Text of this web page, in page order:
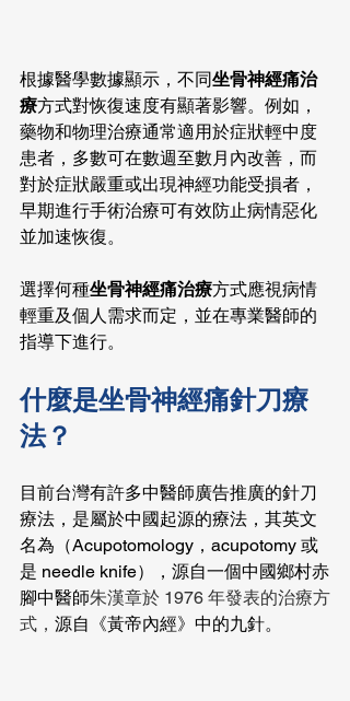
根據醫學數據顯示，不同坐骨神經痛治
療方式對恢復速度有顯著影響。例如，
藥物和物理治療通常適用於症狀輕中度
患者，多數可在數週至數月內改善，而
對於症狀嚴重或出現神經功能受損者，
早期進行手術治療可有效防止病情惡化
並加速恢復。
選擇何種坐骨神經痛治療方式應視病情
輕重及個人需求而定，並在專業醫師的
指導下進行。
什麼是坐骨神經痛針刀療
法？
目前台灣有許多中醫師廣告推廣的針刀
療法，是屬於中國起源的療法，其英文
名為（Acupotomology，acupotomy 或
是 needle knife），源自一個中國鄉村赤
腳中醫師朱漢章於 1976 年發表的治療方
式， 源自《黃帝內經》中的九針。